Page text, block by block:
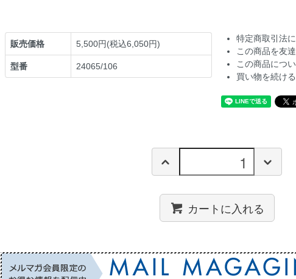
販売価格 5,500円(税込6,050円)
型番 24065/106
特定商取引法
この商品を友
この商品につ
買い物を続ける
カートに入れる